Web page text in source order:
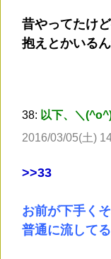
昔やってたけ
抱えとかいる
38: 以下、＼
2016/03/05(土)
>>33
お前が下手く
普通に流して